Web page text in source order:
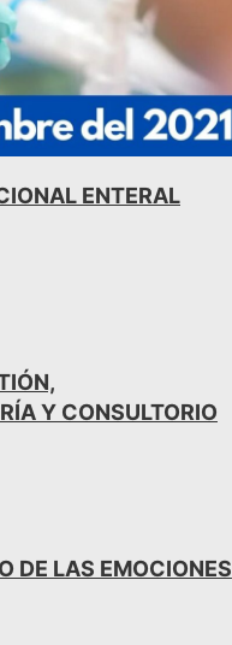
ENTERAL
Y CONSULTORIO
DE LAS EMOCIONES